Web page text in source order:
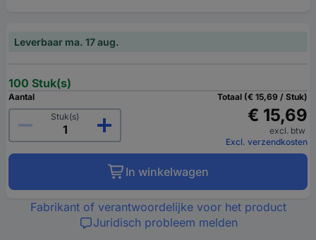
Leverbaar ma. 17 aug.
100 Stuk(s)
Aantal
Stuk(s)
Totaal (€ 15,69 / Stuk)
€ 15,69
excl. btw
Excl. verzendkosten
In winkelwagen
Fabrikant of verantwoordelijke voor het product
Juridisch probleem melden